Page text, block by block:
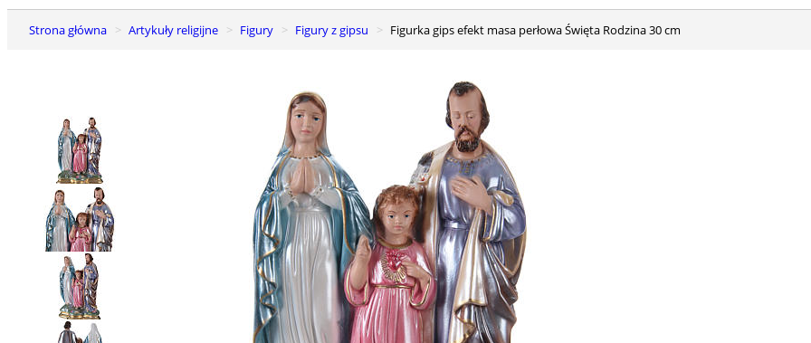
Strona główna Artykuły religijne Figury Figury z gipsu Figurka gips efekt masa perłowa Święta Rodzina 30 cm